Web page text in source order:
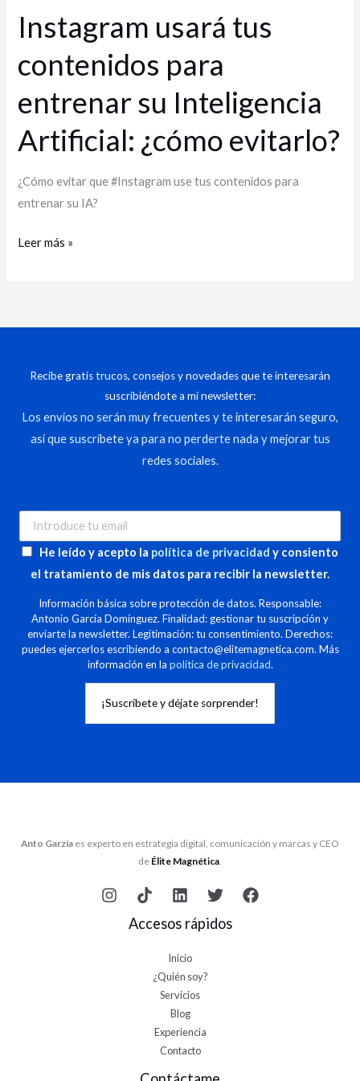
Instagram usará tus
contenidos para
entrenar su Inteligencia
Artificial: ¿cómo evitarlo?
¿Cómo evitar que #Instagram use tus contenidos para
entrenar su IA?
¿cómo
Leer más »
Recibe gratis trucos, consejos y novedades que te interesarán
suscribiéndote a mi newsletter:
Los envíos no serán muy frecuentes y te interesarán seguro,
así que suscríbete ya para no perderte nada y mejorar tus
redes sociales.
He leído y acepto la política de privacidad y consiento
el tratamiento de mis datos para recibir la newsletter.
Información básica sobre protección de datos. Responsable:
Antonio García Domínguez. Finalidad: gestionar tu suscripción y
enviarte la newsletter. Legitimación: tu consentimiento. Derechos:
puedes ejercerlos escribiendo a contacto@elitemagnetica.com. Más
información en la política de privacidad.
Anto Garzía es experto en estrategia digital, comunicación y marcas y CEO
de Élite Magnética
Accesos rápidos
Inicio
¿Quién soy?
Servicios
Blog
Experiencia
Contacto